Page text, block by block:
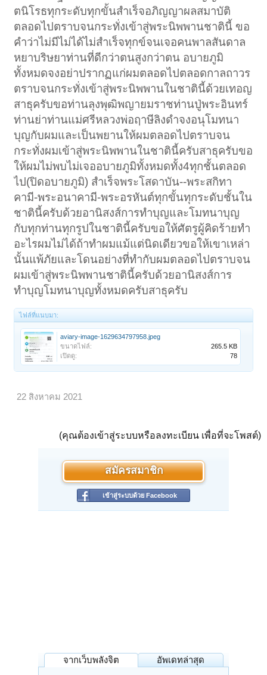
ตนิโรธทุกระดับทุกขั้นสำเร็จอภิญญาผลสมาบัติ
ตลอดไปตราบจนกระทั่งเข้าสู่พระนิพพานชาตินี้ ขอ
คำว่าไม่มีไม่ได้ไม่สำเร็จทุกข์จนเจอคนพาลสันดาล
หยาบริษยาท่านที่ดีกว่าตนสูงกว่าตน อบายภูมิ
ทั้งหมดจงอย่าปรากฏแก่ผมตลอดไปตลอดกาลถาวร
ตราบจนกระทั่งเข้าสู่พระนิพพานในชาตินี้ด้วยเทอญ
สาธุครับขอท่านลุงพุฒิพญายมราชท่านปู่พระอินทร์
ท่านย่าท่านแม่ศรีหลวงพ่อฤาษีลิงดำจงอนุโมทนา
บุญกับผมและเป็นพยานให้ผมตลอดไปตราบจน
กระทั่งผมเข้าสู่พระนิพพานในชาตินี้ครับสาธุครับขอ
ให้ผมไม่พบไม่เจออบายภูมิทั้งหมดทั้ง4ทุกชั้นตลอด
ไป(ปิดอบายภูมิ) สำเร็จพระโสดาบัน--พระสกิทา
คามี-พระอนาคามี-พระอรหันต์ทุกขั้นทุกระดับชั้นใน
ชาตินี้ครับด้วยอานิสงส์การทำบุญและโมทนาบุญ
กับทุกท่านทุกรูปในชาตินี้ครับขอให้ศัตรูผู้คิดร้ายทำ
อะไรผมไม่ได้ถ้าทำผมแม้แต่นิดเดียวขอให้เขาเหล่า
นั้นแพ้ภัยและโดนอย่างที่ทำกับผมตลอดไปตราบจน
ผมเข้าสู่พระนิพพานชาตินี้ครับด้วยอานิสงส์การ
ทำบุญโมทนาบุญทั้งหมดครับสาธุครับ
ไฟล์ที่แนบมา:
aviary-image-1629634797958.jpeg
ขนาดไฟล์:
265.5 KB
เปิดดู:
78
22 สิงหาคม 2021
(คุณต้องเข้าสู่ระบบหรือลงทะเบียน เพื่อที่จะโพสต์)
สมัครสมาชิก
เข้าสู่ระบบด้วย Facebook
จากเว็บพลังจิต อัพเดทล่าสุด